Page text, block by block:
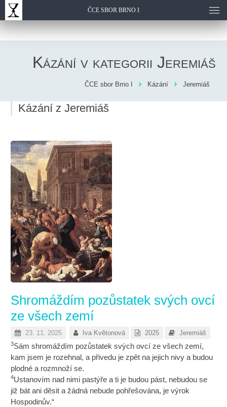
ČCE SBOR BRNO I
Kázání v kategorii Jeremiáš
ČCE sbor Brno I Kázání Jeremiáš
Kázání z Jeremiáš
Shromáždím pozůstatek svých ovcí
ze všech zemí
23. 11. 2025 Iva Květonová 2025 Jeremiáš
3Sám shromáždím pozůstatek svých ovcí ze všech zemí,
kam jsem je rozehnal, a přivedu je zpět na jejich nivy a budou
plodné a rozmnoží se.
4Ustanovím nad nimi pastýře a ti je budou pást, nebudou se
již bát ani děsit a žádná nebude pohřešována, je výrok
Hospodinův.“